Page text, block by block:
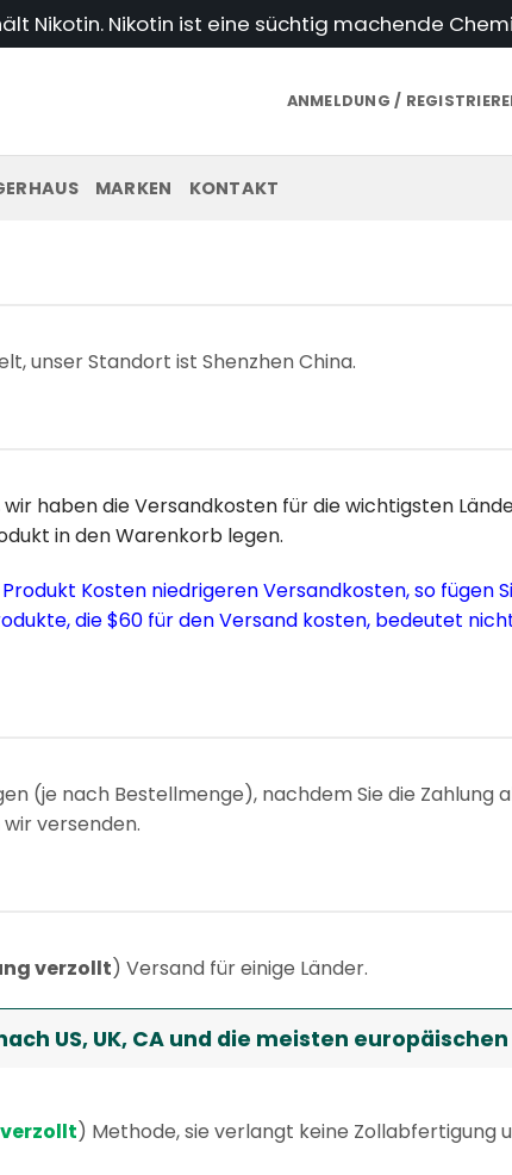
Nikotin. Nikotin ist eine süchtig machende
ANMELDUNG /
MARKEN KONTAKT
unser Standort ist Shenzhen China.
haben die Versandkosten für die wichtigsten
in den Warenkorb legen.
Kosten niedrigeren Versandkosten, so fügen
die $60 für den Versand kosten, bedeutet
(je nach Bestellmenge), nachdem Sie die Zahlung
versenden.
verzollt) Versand für einige Länder.
US, UK, CA und die meisten
) Methode, sie verlangt keine Zollabfertigung